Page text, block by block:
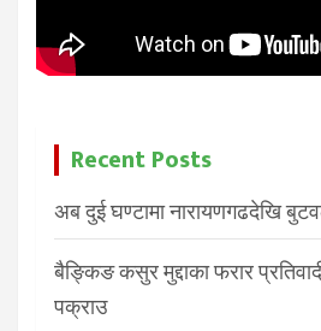
Recent Posts
अब दुई घण्टामा नारायणगढदेखि
बैङ्किङ कसुर मुद्दाका फरार
पक्राउ